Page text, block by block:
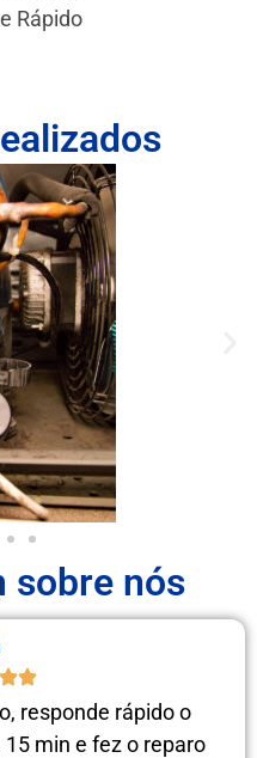
Rápido
sobre nós
responde rápido o
min e fez o reparo